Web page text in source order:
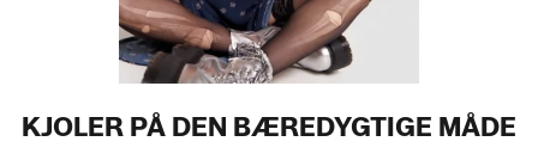
KJOLER PÅ DEN BÆREDYGTIGE MÅDE